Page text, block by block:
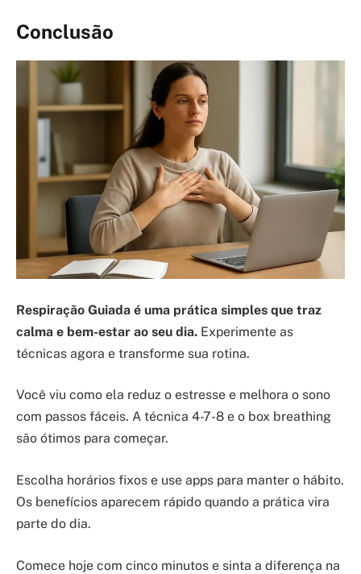
Conclusão
Respiração Guiada é uma prática simples que traz
calma e bem-estar ao seu dia. Experimente as
técnicas agora e transforme sua rotina.
Você viu como ela reduz o estresse e melhora o sono
com passos fáceis. A técnica 4-7-8 e o box breathing
são ótimos para começar.
Escolha horários fixos e use apps para manter o hábito.
Os benefícios aparecem rápido quando a prática vira
parte do dia.
Comece hoje com cinco minutos e sinta a diferença na